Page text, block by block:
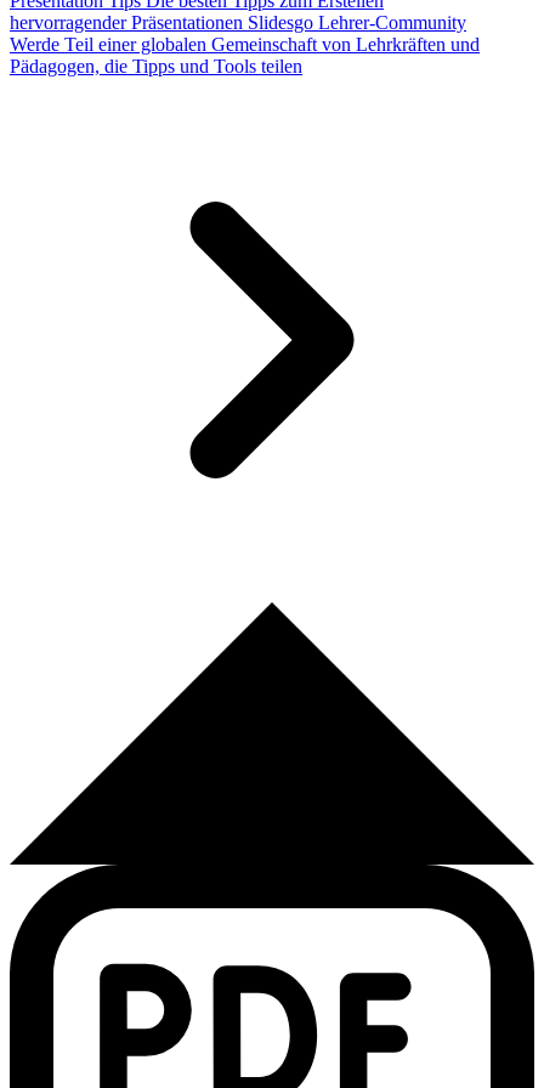
hervorragender Präsentationen Slidesgo Lehrer-Community
Werde Teil einer globalen Gemeinschaft von Lehrkräften und
Pädagogen, die Tipps und Tools teilen